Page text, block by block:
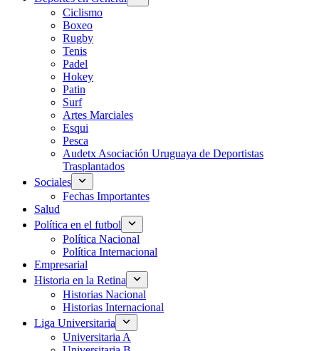
Ciclismo
Boxeo
Rugby
Tenis
Padel
Hokey
Patin
Surf
Artes Marciales
Esqui
Pesca
Audetx Asociación Uruguaya de Deportistas
Trasplantados
Sociales
Fechas Importantes
Salud
Política en el futbol
Política Nacional
Política Internacional
Empresarial
Historia en la Retina
Historias Nacional
Historias Internacional
Liga Universitaria
Universitaria A